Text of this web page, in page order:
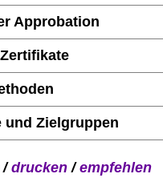
Approbation
und Zielgruppen
drucken/empfehlen